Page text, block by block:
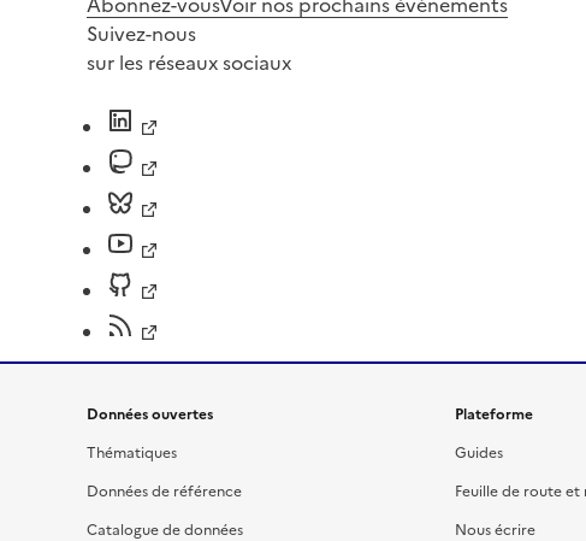
Suivez-nous
sur les réseaux sociaux
Données ouvertes
Thématiques
Données de référence
Catalogue de données
Plateforme
Guides
Feuille de route et
Nous écrire